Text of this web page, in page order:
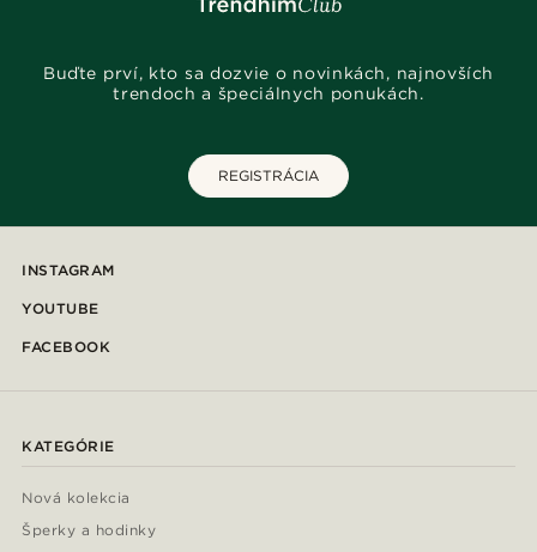
Buďte prví, kto sa dozvie o novinkách, najnovších
trendoch a špeciálnych ponukách.
REGISTRÁCIA
INSTAGRAM
YOUTUBE
FACEBOOK
KATEGÓRIE
Nová kolekcia
Šperky a hodinky